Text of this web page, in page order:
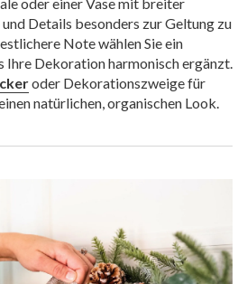
Details besonders zur Geltung zu
Note wählen Sie ein
Ihre Dekoration harmonisch ergänzt.
oder Dekorationszweige für
natürlichen, organischen Look.